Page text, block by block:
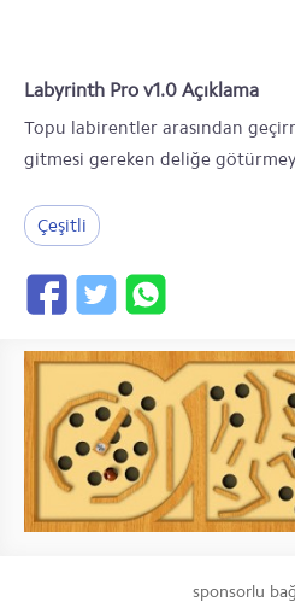
Labyrinth Pro v1.0 Açıklama
Topu labirentler arasından
gitmesi gereken deliğe
Çeşitli
sponsorlu